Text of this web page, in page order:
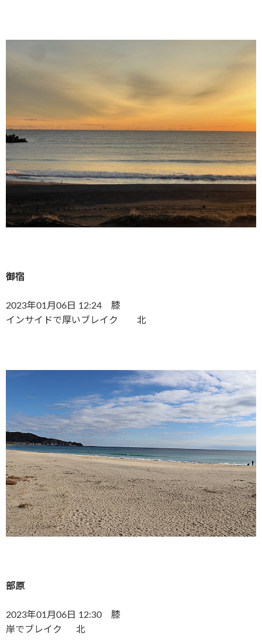
御宿
2023年01月06日 12:24 膝
インサイドで厚いブレイク 北
部原
2023年01月06日 12:30 膝
岸でブレイク 北